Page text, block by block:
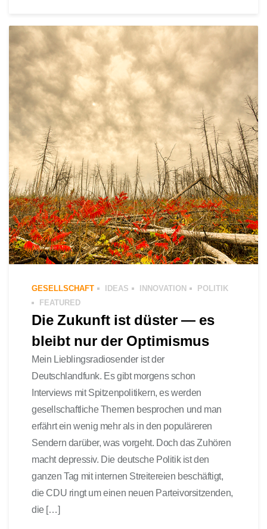
FEATURED GESELLSCHAFT TAGGED GESELLSCHAFT
SUSTAINABILITY0 COMMENTS
GESELLSCHAFT IDEAS INNOVATION
POLITIK
FEATURED
Die Zukunft ist düster — es
bleibt nur der Optimismus
Mein Lieblingsradiosender ist der
Deutschlandfunk. Es gibt morgens schon
Interviews mit Spitzenpolitikern, es werden
gesellschaftliche Themen besprochen und man
erfährt ein wenig mehr als in den populäreren
Sendern darüber, was vorgeht. Doch das Zuhören
macht depressiv. Die deutsche Politik ist den
ganzen Tag mit internen Streitereien beschäftigt,
die CDU ringt um einen neuen Parteivorsitzenden,
die […]